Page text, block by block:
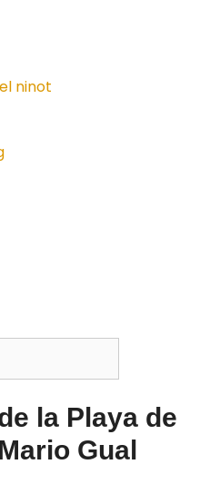
ninot
la Playa de
Gual